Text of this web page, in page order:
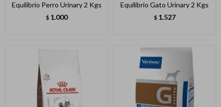
Equilibrio Perro Urinary 2 Kgs
$ 1.000
Equilibrio Gato Urinary 2 Kgs
$ 1.527